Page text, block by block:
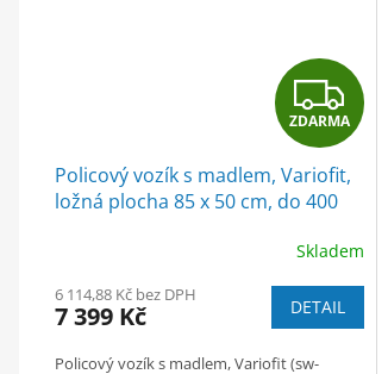
Z
D
A
R
M
A
ZDARMA
Policový vozík s madlem, Variofit,
ložná plocha 85 x 50 cm, do 400
Skladem
6 114,88 Kč bez DPH
7 399 Kč DETAIL
Policový vozík s madlem, Variofit (sw-